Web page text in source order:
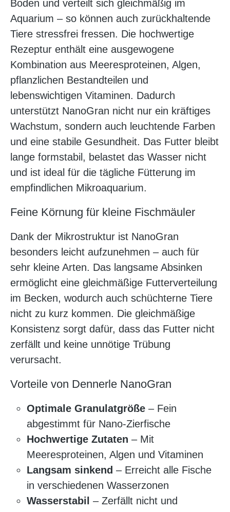
Boden und verteilt sich gleichmäßig im
Aquarium – so können auch zurückhaltende
Tiere stressfrei fressen. Die hochwertige
Rezeptur enthält eine ausgewogene
Kombination aus Meeresproteinen, Algen,
pflanzlichen Bestandteilen und
lebenswichtigen Vitaminen. Dadurch
unterstützt NanoGran nicht nur ein kräftiges
Wachstum, sondern auch leuchtende Farben
und eine stabile Gesundheit. Das Futter bleibt
lange formstabil, belastet das Wasser nicht
und ist ideal für die tägliche Fütterung im
empfindlichen Mikroaquarium.
Feine Körnung für kleine Fischmäuler
Dank der Mikrostruktur ist NanoGran
besonders leicht aufzunehmen – auch für
sehr kleine Arten. Das langsame Absinken
ermöglicht eine gleichmäßige Futterverteilung
im Becken, wodurch auch schüchterne Tiere
nicht zu kurz kommen. Die gleichmäßige
Konsistenz sorgt dafür, dass das Futter nicht
zerfällt und keine unnötige Trübung
verursacht.
Vorteile von Dennerle NanoGran
Optimale Granulatgröße – Fein
abgestimmt für Nano-Zierfische
Hochwertige Zutaten – Mit
Meeresproteinen, Algen und Vitaminen
Langsam sinkend – Erreicht alle Fische
in verschiedenen Wasserzonen
Wasserstabil – Zerfällt nicht und